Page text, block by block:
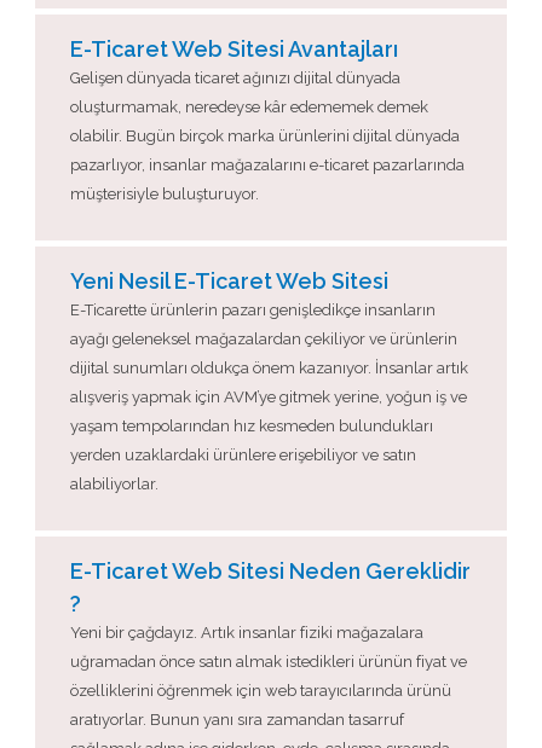
E-Ticaret Web Sitesi Avantajları
Gelişen dünyada ticaret ağınızı dijital dünyada
oluşturmamak, neredeyse kâr edememek demek
olabilir. Bugün birçok marka ürünlerini dijital dünyada
pazarlıyor, insanlar mağazalarını e-ticaret pazarlarında
müşterisiyle buluşturuyor.
Yeni Nesil E-Ticaret Web Sitesi
E-Ticarette ürünlerin pazarı genişledikçe insanların
ayağı geleneksel mağazalardan çekiliyor ve ürünlerin
dijital sunumları oldukça önem kazanıyor. İnsanlar artık
alışveriş yapmak için AVM’ye gitmek yerine, yoğun iş ve
yaşam tempolarından hız kesmeden bulundukları
yerden uzaklardaki ürünlere erişebiliyor ve satın
alabiliyorlar.
E-Ticaret Web Sitesi Neden Gereklidir
?
Yeni bir çağdayız. Artık insanlar fiziki mağazalara
uğramadan önce satın almak istedikleri ürünün fiyat ve
özelliklerini öğrenmek için web tarayıcılarında ürünü
aratıyorlar. Bunun yanı sıra zamandan tasarruf